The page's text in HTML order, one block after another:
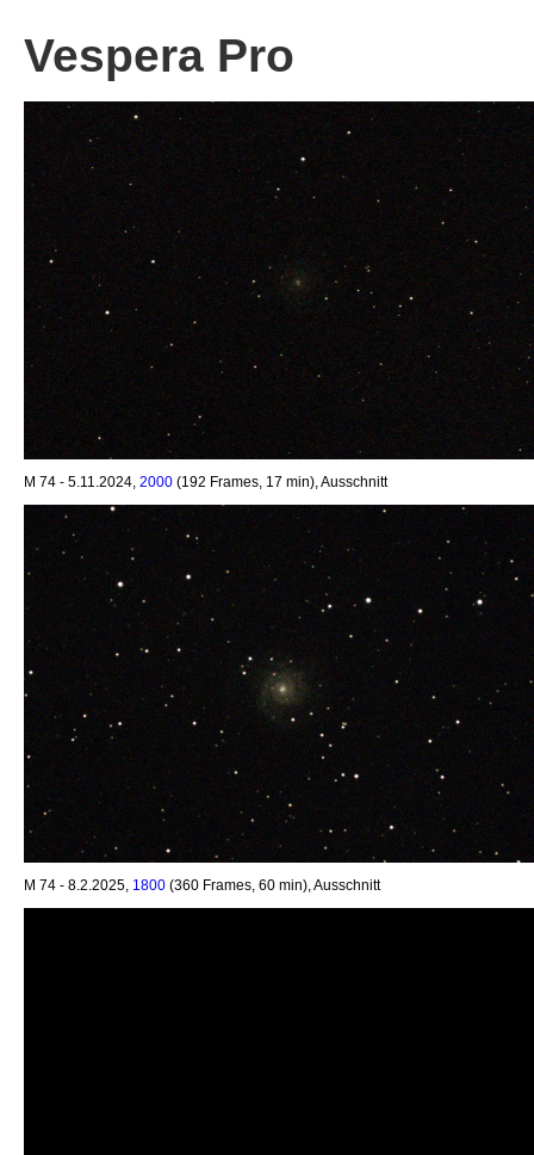
Vespera Pro
M 74 - 5.11.2024, 2000 (192 Frames, 17 min), Ausschnitt
M 74 - 8.2.2025, 1800 (360 Frames, 60 min), Ausschnitt